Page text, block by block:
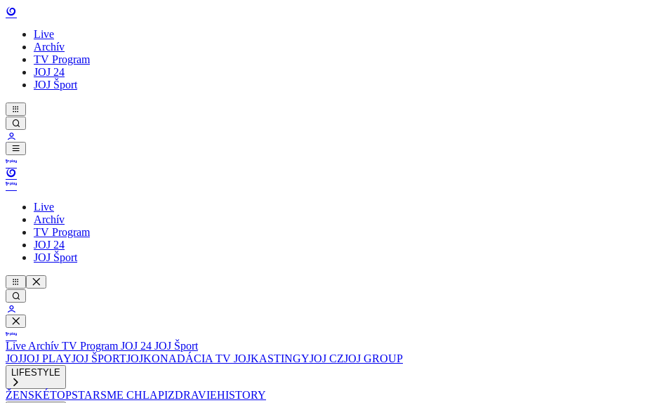
Live
Archív
TV Program
JOJ 24
JOJ Šport
Live
Archív
TV Program
JOJ 24
JOJ Šport
Live Archív TV Program JOJ 24 JOJ Šport
JOJJOJ PLAYJOJ ŠPORTJOJKONADÁCIA TV JOJKASTINGYJOJ CZJOJ GROUP
LIFESTYLE
ŽENSKÉTOPSTARSME CHLAPIZDRAVIEHISTORY